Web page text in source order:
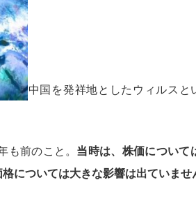
中国を発祥地としたウィルスと
も前のこと。 当時は、株価について
については大きな影響は出ていませ